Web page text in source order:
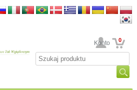
Twoje Konto 0